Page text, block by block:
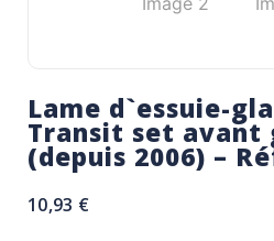
Lame d`essuie-
Transit set avant
(depuis 2006) –
10,93 €